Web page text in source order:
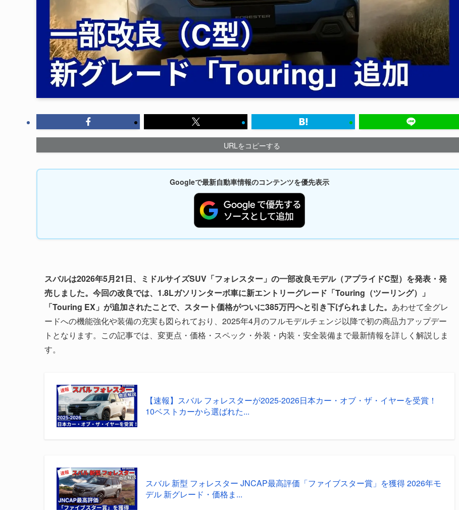
URLをコピーする
Googleで最新自動車情報のコンテンツを優先表示
スバルは2026年5月21日、ミドルサイズSUV「フォレスター」の一部改良モデル（アプライドC型）を発表・発
売しました。今回の改良では、1.8Lガソリンターボ車に新エントリーグレード「Touring（ツーリング）」
「Touring EX」が追加されたことで、スタート価格がついに385万円へと引き下げられました。 あわせて全グレ
ードへの機能強化や装備の充実も図られており、2025年4月のフルモデルチェンジ以降で初の商品力アップデー
トとなります。この記事では、変更点・価格・スペック・外装・内装・安全装備まで最新情報を詳しく解説しま
す。
【速報】スバル フォレスターが2025-2026日本カー・オブ・ザ・イヤーを受賞！
10ベストカーから選ばれた...
スバル 新型 フォレスター JNCAP最高評価「ファイブスター賞」を獲得 2026年モ
デル 新グレード・価格ま...